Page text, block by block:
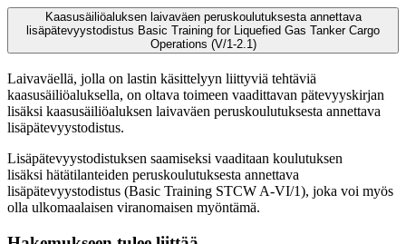
Kaasusäiliöaluksen laivaväen peruskoulutuksesta annettava
lisäpätevyystodistus Basic Training for Liquefied Gas Tanker Cargo
Operations (V/1-2.1)
Laivaväellä, jolla on lastin käsittelyyn liittyviä tehtäviä
kaasusäiliöaluksella, on oltava toimeen vaadittavan pätevyyskirjan
lisäksi kaasusäiliöaluksen laivaväen peruskoulutuksesta annettava
lisäpätevyystodistus.
Lisäpätevyystodistuksen saamiseksi vaaditaan koulutuksen
lisäksi hätätilanteiden peruskoulutuksesta annettava
lisäpätevyystodistus (Basic Training STCW A-VI/1), joka voi myös
olla ulkomaalaisen viranomaisen myöntämä.